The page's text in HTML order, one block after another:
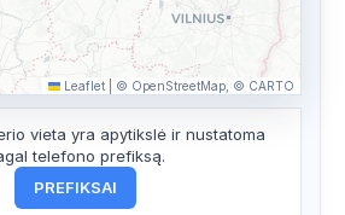
Leaflet © OpenStreetMap, © CARTO
vieta yra apytikslė ir nustatoma
telefono prefiksą.
PREFIKSAI